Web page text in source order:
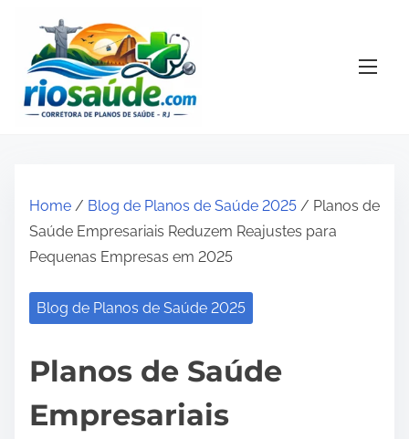
Home / Blog de Planos de Saúde 2025 / Planos de
Saúde Empresariais Reduzem Reajustes para
Pequenas Empresas em 2025
Blog de Planos de Saúde 2025
Planos de Saúde
Empresariais